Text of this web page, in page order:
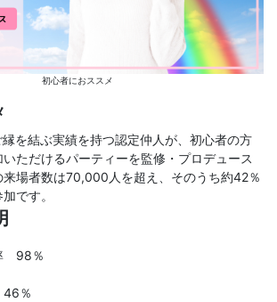
初心者におススメ
を結ぶ実績を持つ認定仲人が、初心者の方
ただけるパーティーを監修・プロデュース
来場者数は70,000人を超え、そのうち約42％
です。
98％
46％